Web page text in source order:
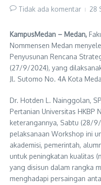
Tidak ada komentar 28
KampusMedan – Medan,
Nommensen Medan
Penyusunan Rencana
(27/9/2024), yang
Jl. Sutomo No. 4A Kota
Dr. Hotden L. Nainggolan,
Pertanian Universitas HKBP
keterangannya, Sabtu (28/
pelaksanaan Workshop ini
akademisi, pemerintah,
untuk peningkatan kualitas
yang disisun dalam rangka
menghadapi persaingan